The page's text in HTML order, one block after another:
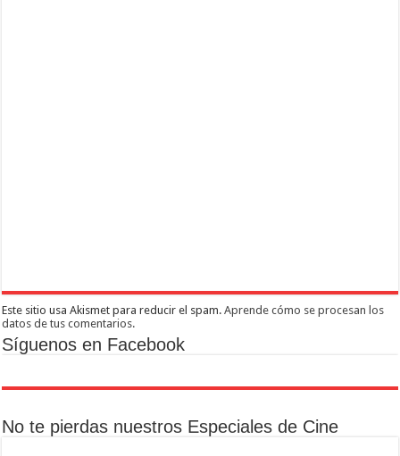
Este sitio usa Akismet para reducir el spam.Aprende cómo se procesan los
datos de tus comentarios.
Síguenos en Facebook
No te pierdas nuestros Especiales de Cine